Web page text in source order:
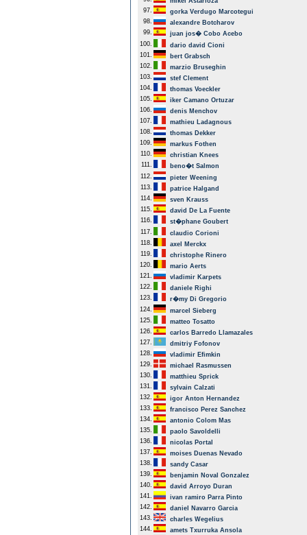
97.
gorka Verdugo Marcotegui
98.
alexandre Botcharov
99.
juan jos� Cobo Acebo
100.
dario david Cioni
101.
bert Grabsch
102.
marzio Bruseghin
103.
stef Clement
104.
thomas Voeckler
105.
iker Camano Ortuzar
106.
denis Menchov
107.
mathieu Ladagnous
108.
thomas Dekker
109.
markus Fothen
110.
christian Knees
111.
beno�t Salmon
112.
pieter Weening
113.
patrice Halgand
114.
sven Krauss
115.
david De La Fuente
116.
st�phane Goubert
117.
claudio Corioni
118.
axel Merckx
119.
christophe Rinero
120.
mario Aerts
121.
vladimir Karpets
122.
daniele Righi
123.
r�my Di Gregorio
124.
marcel Sieberg
125.
matteo Tosatto
126.
carlos Barredo Llamazales
127.
dmitriy Fofonov
128.
vladimir Efimkin
129.
michael Rasmussen
130.
matthieu Sprick
131.
sylvain Calzati
132.
igor Anton Hernandez
133.
francisco Perez Sanchez
134.
antonio Colom Mas
135.
paolo Savoldelli
136.
nicolas Portal
137.
moises Duenas Nevado
138.
sandy Casar
139.
benjamin Noval Gonzalez
140.
david Arroyo Duran
141.
ivan ramiro Parra Pinto
142.
daniel Navarro Garcia
143.
charles Wegelius
144.
amets Txurruka Ansola